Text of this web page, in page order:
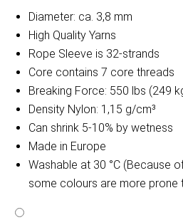
Diameter: ca. 3,8 mm
High Quality Yarns
Rope Sleeve is 32-strands
Core contains 7 core threads
Breaking Force: 550 lbs (249
Density Nylon: 1,15 g/cm³
Can shrink 5-10% by wetness
Made in Europe
Washable at 30 °C (Because
some colours are more prone